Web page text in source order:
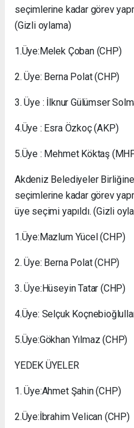
seçimlerine kadar görev
(Gizli oylama)
1.Üye:Melek Çoban (CHP)
2. Üye: Berna Polat (CHP)
3. Üye : İlknur Gülümser
4.Üye : Esra Özkoç (AKP)
5.Üye : Mehmet Köktaş
Akdeniz Belediyeler
seçimlerine kadar görev
üye seçimi yapıldı. (Gizli
1.Üye:Mazlum Yücel (CHP)
2. Üye: Berna Polat (CHP)
3. Üye:Hüseyin Tatar (CHP)
4.Üye: Selçuk
5.Üye:Gökhan Yılmaz (CHP)
YEDEK ÜYELER
1. Üye:Ahmet Şahin (CHP)
2.Üye:İbrahim Velican (CHP)